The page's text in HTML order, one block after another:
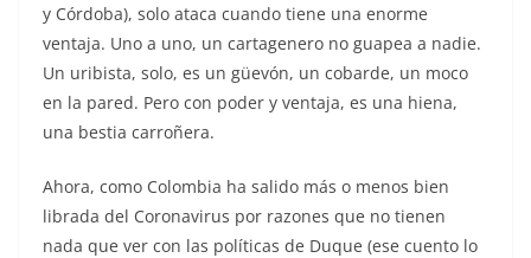
y Córdoba), solo ataca cuando tiene una enorme
ventaja. Uno a uno, un cartagenero no guapea a nadie.
Un uribista, solo, es un güevón, un cobarde, un moco
en la pared. Pero con poder y ventaja, es una hiena,
una bestia carroñera.
Ahora, como Colombia ha salido más o menos bien
librada del Coronavirus por razones que no tienen
nada que ver con las políticas de Duque (ese cuento lo